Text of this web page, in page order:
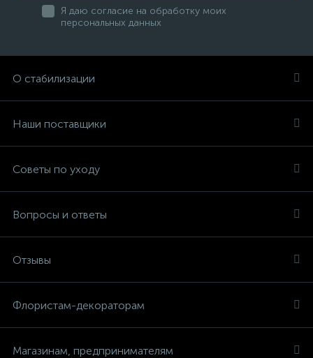
Я даю согласие на обработку моих
персональных данных
О стабилизации
Наши поставщики
Советы по уходу
Вопросы и ответы
Отзывы
Флористам-декораторам
Магазинам, предпринимателям